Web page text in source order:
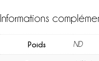
Informations
Poids ND